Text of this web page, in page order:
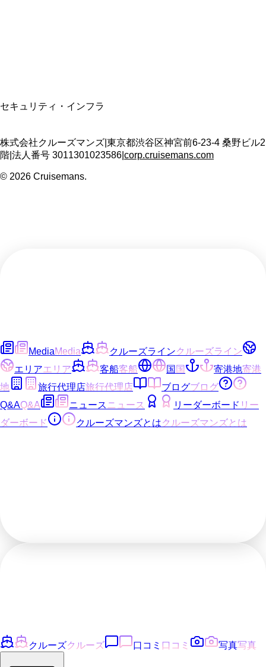
セキュリティ・インフラ
株式会社クルーズマンズ 東京都渋谷区神宮前6-23-4 桑野ビル2
階 法人番号 3011301023586 corp.cruisemans.com
© 2026 Cruisemans.
MediaMedia クルーズラインクルーズライン
エリアエリア 客船客船 国 国 寄港地寄港
地
旅行代理店旅行代理店 ブログブログ
Q&AQ&A ニュースニュース リーダーボード リー
ダーボード
クルーズマンズとはクルーズマンズとは
クルーズクルーズ 口コミ 口コミ 写真写真